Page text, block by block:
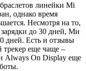
линейки Mi
однако время
Несмотря на то,
зарядки до 30 дней, Ми
дней. Есть и отзывы
трекер еще чаще –
Always On Display еще